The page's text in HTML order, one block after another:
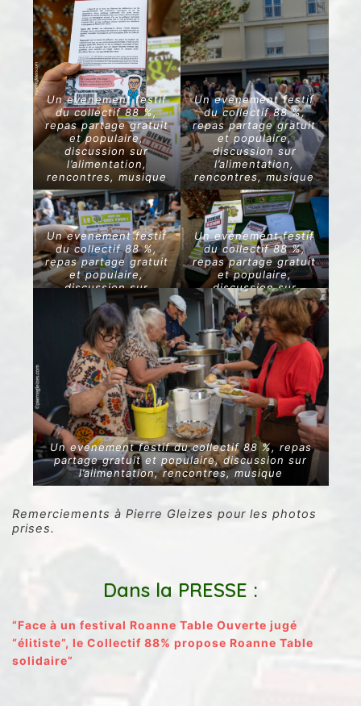
Un evenement festif
du collectif 88 %,
repas partage gratuit
et populaire,
discussion sur
l’alimentation,
rencontres, musique
Un evenement festif
du collectif 88 %,
repas partage gratuit
et populaire,
discussion sur
l’alimentation,
rencontres, musique
Un evenement festif
du collectif 88 %,
repas partage gratuit
et populaire,
discussion sur
l’alimentation,
rencontres, musique
Un evenement festif
du collectif 88 %,
repas partage gratuit
et populaire,
discussion sur
l’alimentation,
rencontres, musique
Un evenement festif du collectif 88 %, repas
partage gratuit et populaire, discussion sur
l’alimentation, rencontres, musique
Remerciements à Pierre Gleizes pour les photos
prises.
Dans la PRESSE :
“Face à un festival Roanne Table Ouverte jugé
“élitiste”, le Collectif 88% propose Roanne Table
solidaire”